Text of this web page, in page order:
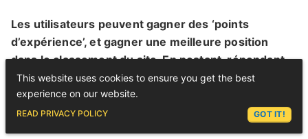
Les utilisateurs peuvent gagner des ‘points
d’expérience’, et gagner une meilleure position
dans le classement du site. En postant, répondant
aux autres etc les utilisateurs peuvent remonter
leur classement.
Chaque ‘Tieba’ est indépendant, avec un focus
This website uses cookies to ensure you get the best
experience on our website.
READ PRIVACY POLICY GOT IT!
ASK LEX